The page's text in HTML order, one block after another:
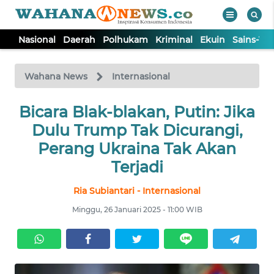
Nasional Daerah Polhukam Kriminal Ekuin Sains-
Wahana News Internasional
Bicara Blak-blakan, Putin: Jika
Dulu Trump Tak Dicurangi,
Perang Ukraina Tak Akan
Terjadi
Ria Subiantari - Internasional
Minggu, 26 Januari 2025 - 11:00 WIB
TV
Tutup
NASIONAL
DAERAH
EKUIN